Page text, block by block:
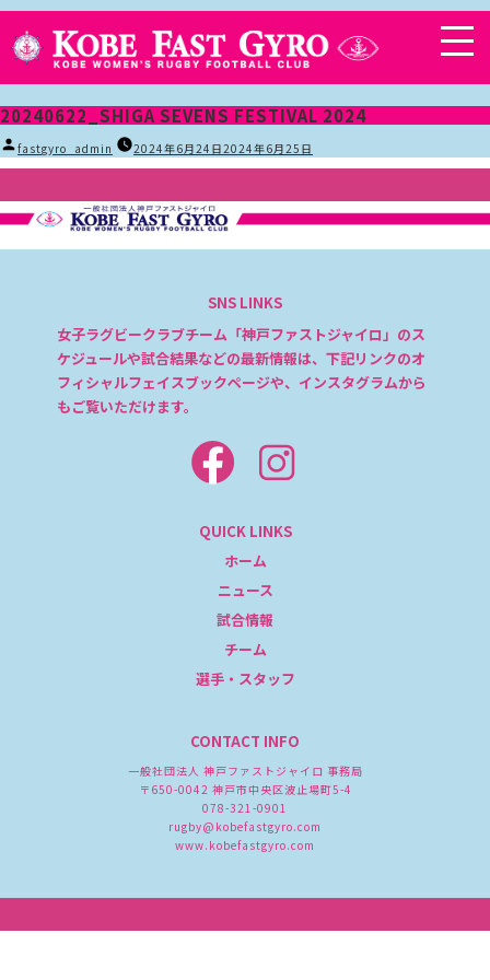
20240622_SHIGA SEVENS FESTIVAL 2024
投
稿
fastgyro_admin 2024年6月24日2024年6月25日
SNS LINKS
女子ラグビークラブチーム「神戸ファストジャイロ」のス
ケジュールや試合結果などの最新情報は、下記リンクのオ
フィシャルフェイスブックページや、インスタグラムから
もご覧いただけます。
QUICK LINKS
ホーム
ニュース
試合情報
チーム
選手・スタッフ
CONTACT INFO
一般社団法人 神戸ファストジャイロ 事務局
〒650-0042 神戸市中央区波止場町5-4
078-321-0901
rugby@kobefastgyro.com
www.kobefastgyro.com